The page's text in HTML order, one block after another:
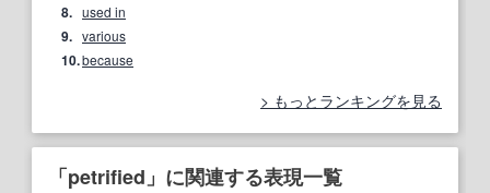
8. used in
9. various
10.because
もっとランキングを見る
「petrified」に関連する表現一覧